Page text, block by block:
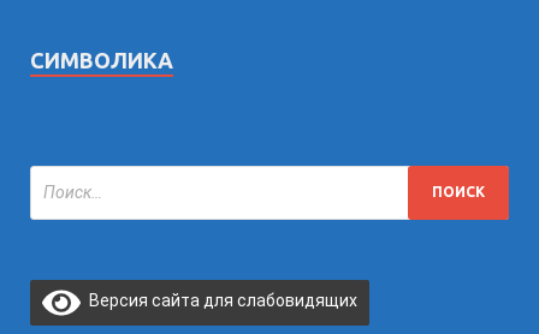
СИМВОЛИКА
Версия сайта для слабовидящих